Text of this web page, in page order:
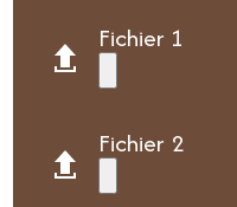
Fichier 1
Fichier 2